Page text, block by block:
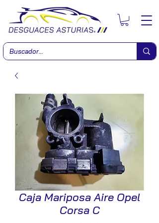
Caja Mariposa Aire Opel
Corsa C